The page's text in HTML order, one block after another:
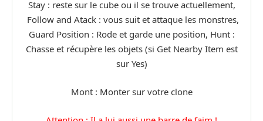
Stay : reste sur le cube ou il se trouve actuellement,
Follow and Atack : vous suit et attaque les monstres,
Guard Position : Rode et garde une position, Hunt :
Chasse et récupère les objets (si Get Nearby Item est
sur Yes)
Mont : Monter sur votre clone